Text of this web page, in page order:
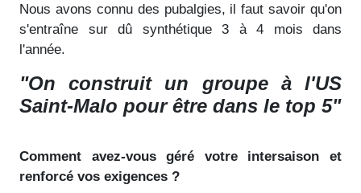
Nous avons connu des pubalgies, il faut savoir qu'on
s'entraîne sur dû synthétique 3 à 4 mois dans
l'année.
"On construit un groupe à l'US
Saint-Malo pour être dans le top 5"
Comment avez-vous géré votre intersaison et
renforcé vos exigences ?